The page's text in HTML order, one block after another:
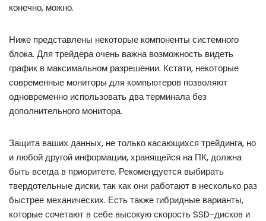
конечно, можно.
Ниже представлены некоторые компоненты системного
блока. Для трейдера очень важна возможность видеть
график в максимальном разрешении. Кстати, некоторые
современные мониторы для компьютеров позволяют
одновременно использовать два терминала без
дополнительного монитора.
Защита ваших данных, не только касающихся трейдинга, но
и любой другой информации, хранящейся на ПК, должна
быть всегда в приоритете. Рекомендуется выбирать
твердотельные диски, так как они работают в несколько раз
быстрее механических. Есть также гибридные варианты,
которые сочетают в себе высокую скорость SSD-дисков и